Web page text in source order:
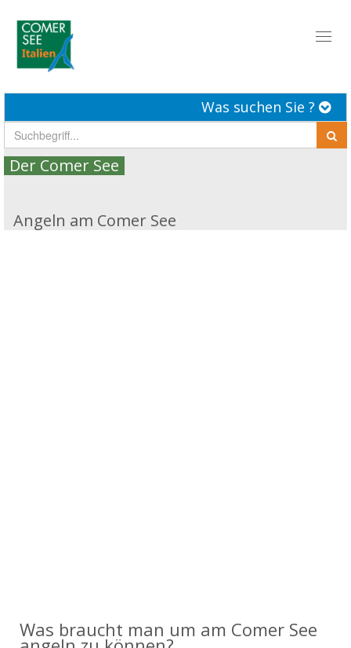
Was suchen Sie ?
Der Comer See
Angeln am Comer See
Was braucht man um am Comer See